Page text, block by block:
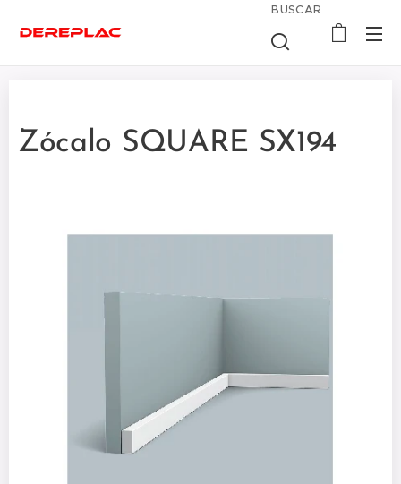
BUSCAR
Zócalo SQUARE SX194